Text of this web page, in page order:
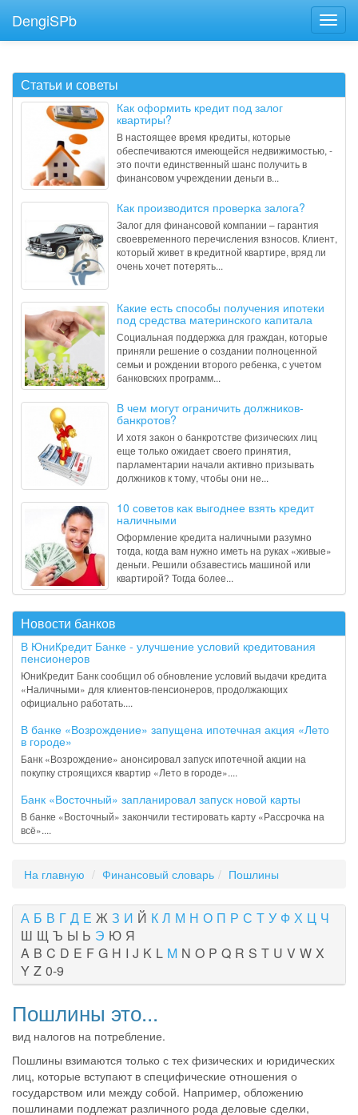
DengiSPb
Статьи и советы
Как оформить кредит под залог
квартиры?
В настоящее время кредиты, которые
обеспечиваются имеющейся недвижимостью, -
это почти единственный шанс получить в
финансовом учреждении деньги в...
Как производится проверка залога?
Залог для финансовой компании – гарантия
своевременного перечисления взносов. Клиент,
который живет в кредитной квартире, вряд ли
очень хочет потерять...
Какие есть способы получения ипотеки
под средства материнского капитала
Социальная поддержка для граждан, которые
приняли решение о создании полноценной
семьи и рождении второго ребенка, с учетом
банковских программ...
В чем могут ограничить должников-
банкротов?
И хотя закон о банкротстве физических лиц
еще только ожидает своего принятия,
парламентарии начали активно призывать
должников к тому, чтобы они не...
10 советов как выгоднее взять кредит
наличными
Оформление кредита наличными разумно
тогда, когда вам нужно иметь на руках «живые»
деньги. Решили обзавестись машиной или
квартирой? Тогда более...
Новости банков
В ЮниКредит Банке - улучшение условий кредитования
пенсионеров
ЮниКредит Банк сообщил об обновление условий выдачи кредита
«Наличными» для клиентов-пенсионеров, продолжающих
официально работать....
В банке «Возрождение» запущена ипотечная акция «Лето
в городе»
Банк «Возрождение» анонсировал запуск ипотечной акции на
покупку строящихся квартир «Лето в городе»....
Банк «Восточный» запланировал запуск новой карты
В банке «Восточный» закончили тестировать карту «Рассрочка на
всё»....
На главную Финансовый словарь Пошлины
А Б В Г Д Е Ж З И Й К Л М Н О П Р С Т У Ф Х Ц Ч
Ш Щ Ъ Ы Ь Э Ю Я
A B C D E F G H I J K L M N O P Q R S T U V W X
Y Z 0-9
Пошлины это...
вид налогов на потребление.
Пошлины взимаются только с тех физических и юридических
лиц, которые вступают в специфические отношения о
государством или между собой. Например, обложению
пошлинами подлежат различного рода деловые сделки,